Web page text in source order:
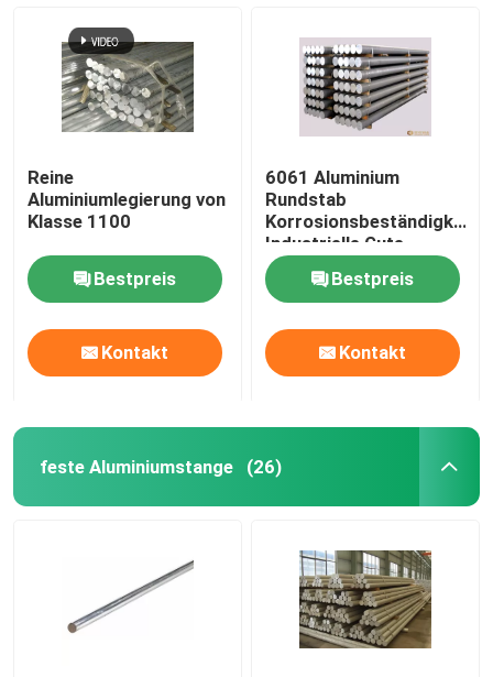
Rohr aus Aluminium
quadratisches Aluminiumrohr
Reine
Aluminiumlegierung von
Klasse 1100
Bestpreis
Kontakt
6061 Aluminium
Rundstab
Korrosionsbeständigkeit
Industrielle Gute
Leistung
Bestpreis
Kontakt
feste Aluminiumstange (26)